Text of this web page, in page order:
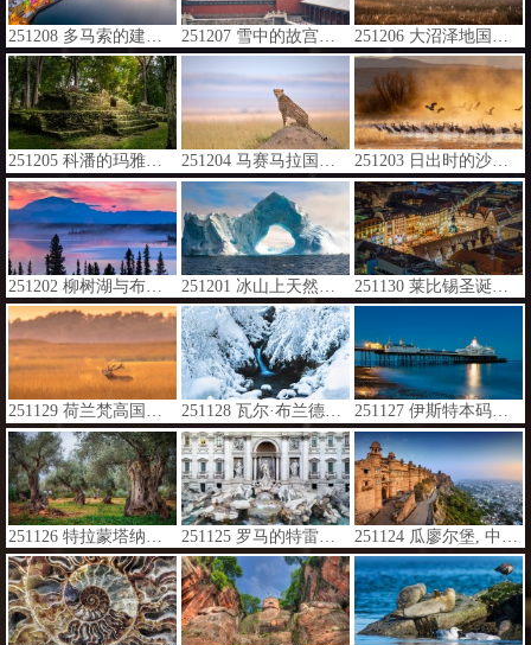
251208 多马索的建筑上的圣诞彩灯，科莫湖，意大利 (© Roberto Moiola/Getty Images) 251207 雪中的故宫，中国北京 (© Ian.CuiYi/Getty Images) 251206 大沼泽地国家公园的蜘蛛网，佛罗里达州，美国 (© Troy Harrison/Getty Images)
251205 科潘的玛雅遗址，洪都拉斯 (© diegograndi/Getty Images) 251204 马赛马拉国家保护区的猎豹, 纳罗克, 肯尼亚 (© Andy Rouse/naturepl.com) 251203 日出时的沙丘鹤, ‌阿帕奇森林国家野生动物保护区, 新墨西哥州, 美国 (© Jack Dykinga/Minden Pictures)
251202 柳树湖与布莱克本山, 兰格尔－圣伊利亚斯国家公园暨保护区, 阿拉斯加州, 美国 (© Patrick J. Endres/Getty Images) 251201 冰山上天然形成的拱门, 南极洲 (© Gabrielle/Adobe Stock) 251130 莱比锡圣诞集市, 德国 (© Krzysztof Baranowski/Getty Images)
251129 荷兰梵高国家森林公园的马鹿雄鹿, 荷兰 (© CreativeNature_nl/Getty Images) 251128 瓦尔·布兰德特, 布雷西亚, 伦巴第大区, 意大利 (© ClickAlps/Alamy) 251127 伊斯特本码头, 东萨塞克斯郡, 英格兰 (© Tolga_TEZCAN/Getty Images)
251126 特拉蒙塔纳山脉的橄榄园, 马略卡岛, 巴利阿里群岛, 西班牙 (© cinoby/Getty Images) 251125 罗马的特雷维喷泉, 意大利 (© Nico De Pasquale Photography/Getty Images) 251124 瓜廖尔堡, ‌中央邦, 印度 (© ImagesofIndia/Shutterstock)